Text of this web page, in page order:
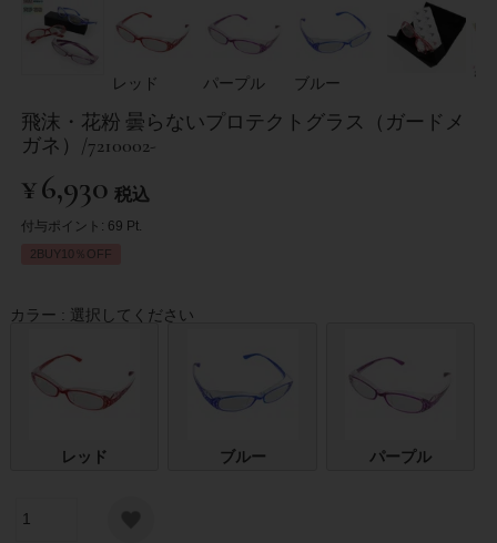
レッド パープル ブルー
飛沫・花粉 曇らないプロテクトグラス（ガードメ
ガネ）/7210002-
¥6,930 税込
付与ポイント: 69 Pt.
2BUY10％OFF
カラー 選択してください
レッド ブルー パープル